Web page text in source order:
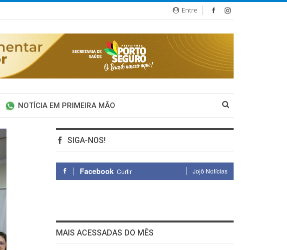
Entre
NOTÍCIA EM PRIMEIRA MÃO
SIGA-NOS!
Facebook Curtir Jojô Notícias
MAIS ACESSADAS DO MÊS